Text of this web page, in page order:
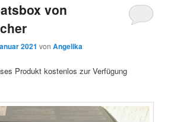
von
2021 vonAngelika
Produkt kostenlos zur Verfügung